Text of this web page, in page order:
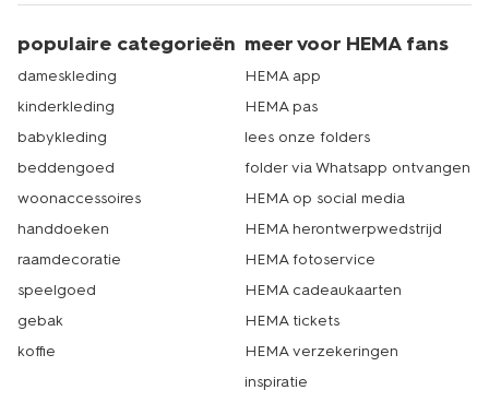
populaire categorieën
dameskleding
kinderkleding
babykleding
beddengoed
woonaccessoires
handdoeken
raamdecoratie
speelgoed
gebak
koffie
meer voor HEMA fans
HEMA app
HEMA pas
lees onze folders
folder via Whatsapp ontvangen
HEMA op social media
HEMA herontwerpwedstrijd
HEMA fotoservice
HEMA cadeaukaarten
HEMA tickets
HEMA verzekeringen
inspiratie